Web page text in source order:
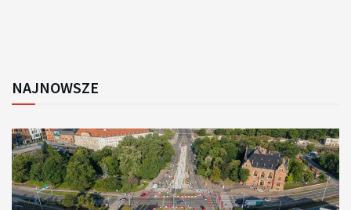
NAJNOWSZE